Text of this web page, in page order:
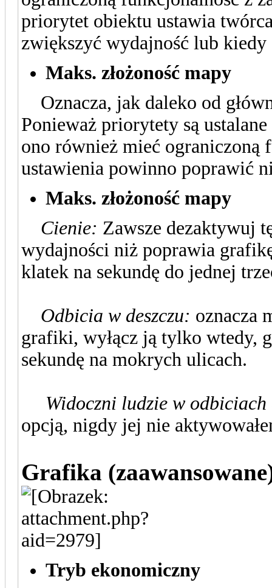
priorytet obiektu ustawia
zwiększyć wydajność lub kiedy
Maks. złożoność mapy
Oznacza, jak daleko od
Ponieważ priorytety są
ono również mieć ograniczoną
ustawienia powinno poprawić
Maks. złożoność mapy
Cienie: Zawsze dezaktywuj
wydajności niż poprawia
klatek na sekundę do jednej
Odbicia w deszczu: oznacza
grafiki, wyłącz ją tylko wtedy,
sekundę na mokrych ulicach.
Widoczni ludzie w odbiciach
opcją, nigdy jej nie
Grafika
Tryb ekonomiczny